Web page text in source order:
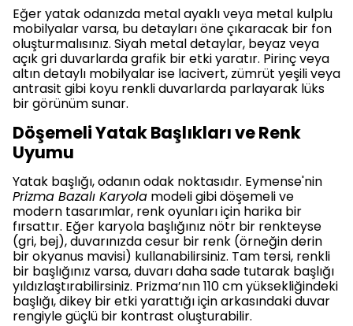
Eğer yatak odanızda metal ayaklı veya metal kulplu
mobilyalar varsa, bu detayları öne çıkaracak bir fon
oluşturmalısınız. Siyah metal detaylar, beyaz veya
açık gri duvarlarda grafik bir etki yaratır. Pirinç veya
altın detaylı mobilyalar ise lacivert, zümrüt yeşili veya
antrasit gibi koyu renkli duvarlarda parlayarak lüks
bir görünüm sunar.
Döşemeli Yatak Başlıkları ve Renk
Uyumu
Yatak başlığı, odanın odak noktasıdır. Eymense'nin
Prizma Bazalı Karyola modeli gibi döşemeli ve
modern tasarımlar, renk oyunları için harika bir
fırsattır. Eğer karyola başlığınız nötr bir renkteyse
(gri, bej), duvarınızda cesur bir renk (örneğin derin
bir okyanus mavisi) kullanabilirsiniz. Tam tersi, renkli
bir başlığınız varsa, duvarı daha sade tutarak başlığı
yıldızlaştırabilirsiniz. Prizma’nın 110 cm yüksekliğindeki
başlığı, dikey bir etki yarattığı için arkasındaki duvar
rengiyle güçlü bir kontrast oluşturabilir.